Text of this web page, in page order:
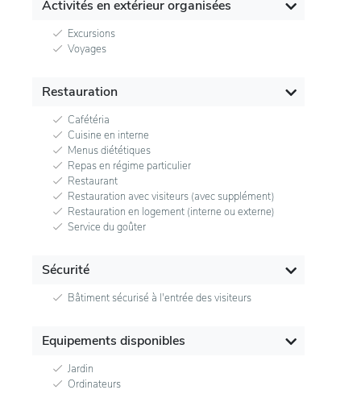
Activités en extérieur organisées
Excursions
Voyages
Restauration
Cafétéria
Cuisine en interne
Menus diététiques
Repas en régime particulier
Restaurant
Restauration avec visiteurs (avec supplément)
Restauration en logement (interne ou externe)
Service du goûter
Sécurité
Bâtiment sécurisé à l'entrée des visiteurs
Equipements disponibles
Jardin
Ordinateurs